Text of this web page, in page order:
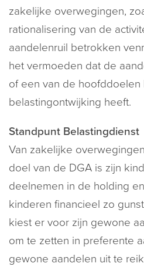
zakelijke overwegingen,
rationalisering van de
aandelenruil betrokken
het vermoeden dat de
of een van de
belastingontwijking heeft.
Standpunt Belastingdienst
Van zakelijke
doel van de DGA is zijn
deelnemen in de holding
kinderen financieel zo
kiest er voor zijn gewone
om te zetten in preferente
gewone aandelen uit te